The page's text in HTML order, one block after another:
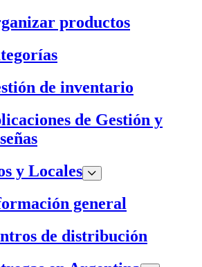
productos
de inventario
de Gestión y
y Locales
general
de distribución